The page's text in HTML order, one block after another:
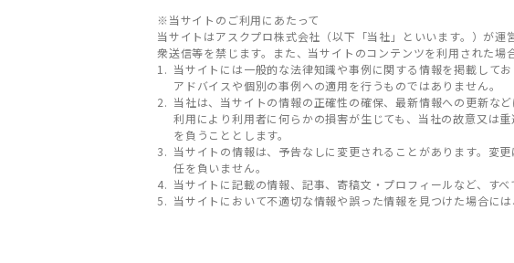
※当サイトのご利用にあたって
当サイトはアスクプロ株式会社（以下「当社」といいます。）が
衆送信等を禁じます。また、当サイトのコンテンツを利用された場
当サイトには一般的な法律知識や事例に関する情報を掲載して
アドバイスや個別の事例への適用を行うものではありません。
当社は、当サイトの情報の正確性の確保、最新情報への更新な
利用により利用者に何らかの損害が生じても、当社の故意又は
を負うこととします。
当サイトの情報は、予告なしに変更されることがあります。変
任を負いません。
当サイトに記載の情報、記事、寄稿文・プロフィールなど、す
当サイトにおいて不適切な情報や誤った情報を見つけた場合に